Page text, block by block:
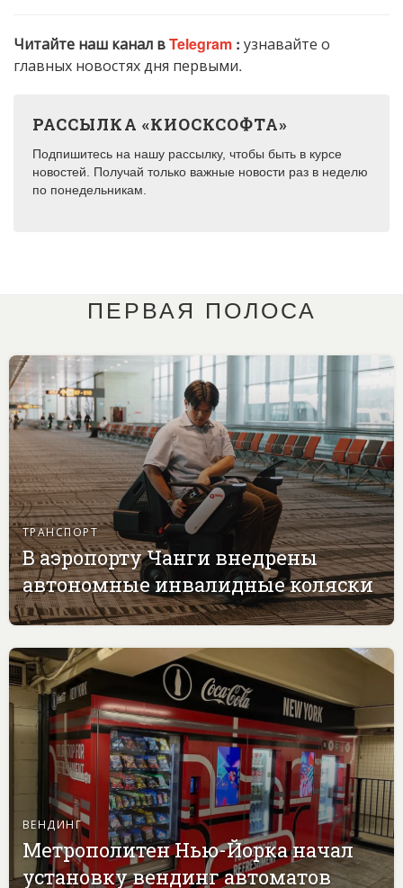
Читайте наш канал вTelegram : узнавайте о
главных новостях дня первыми.
РАССЫЛКА «КИОСКСОФТА»
Подпишитесь на нашу рассылку, чтобы быть в курсе
новостей. Получай только важные новости раз в неделю
по понедельникам.
ПЕРВАЯ ПОЛОСА
ТРАНСПОРТ
В аэропорту Чанги внедрены
автономные инвалидные коляски
ВЕНДИНГ
Метрополитен Нью-Йорка начал
установку вендинг автоматов